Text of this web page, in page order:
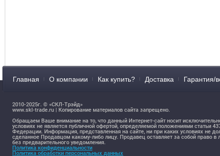
Главная О компании Как купить? Доставка Гарантия/
2010-2025г. © «СКЛ-Трэйд»
www.skl-trade.ru | Копирование материалов сайта запрещено.
Обращаем Ваше внимание на то, что данный Интернет-сайт носит
условиях не является публичной офертой, определяемой положениями статьи
Федерации. Информация, представленная на сайте, ни при каких условиях не
сделанное Продавцом какому-либо лицу. Продавец оставляет за собой право
без предварительного уведомления.
Политика конфиденциальности
Политика обработки персональных данных